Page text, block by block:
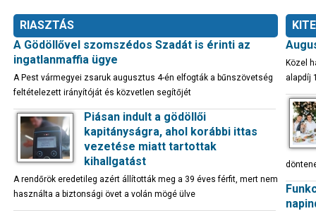
RIASZTÁS
A Gödöllővel szomszédos Szadát is érinti az
ingatlanmaffia ügye
A Pest vármegyei zsaruk augusztus 4-én elfogták a bűnszövetség
feltételezett irányítóját és közvetlen segítőjét
Piásan indult a gödöllői
kapitányságra, ahol korábbi ittas
vezetése miatt tartottak
kihallgatást
A rendőrök eredetileg azért állították meg a 39 éves férfit, mert nem
használta a biztonsági övet a volán mögé ülve
Közel
alapdíj